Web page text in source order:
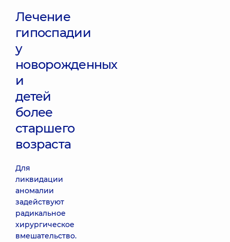
Лечение
гипоспадии
у
новорожденных
и
детей
более
старшего
возраста
Для
ликвидации
аномалии
задействуют
радикальное
хирургическое
вмешательство.